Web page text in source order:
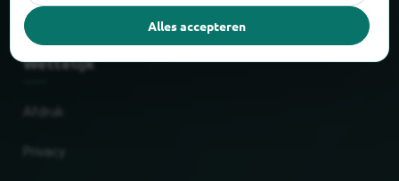
Partner
Wettelijk
Alles accepteren